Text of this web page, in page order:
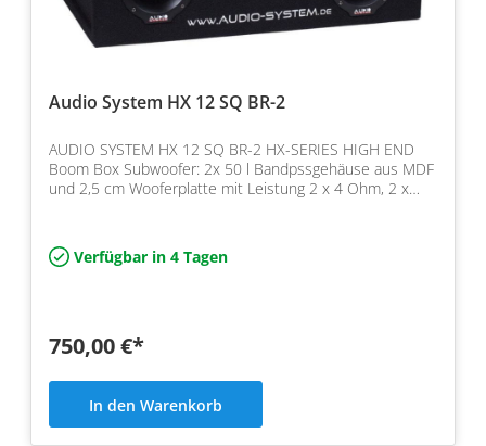
Audio System HX 12 SQ BR-2
AUDIO SYSTEM HX 12 SQ BR-2 HX-SERIES HIGH END
Boom Box Subwoofer: 2x 50 l Bandpssgehäuse aus MDF
und 2,5 cm Wooferplatte mit Leistung 2 x 4 Ohm, 2 x
Verfügbar in 4 Tagen
750,00 €*
In den Warenkorb